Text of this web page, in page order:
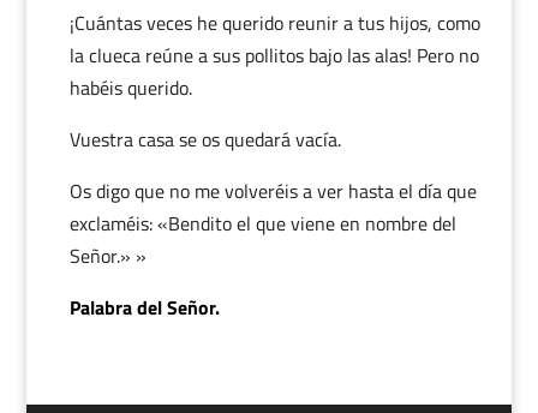
¡Cuántas veces he querido reunir a tus hijos, como
la clueca reúne a sus pollitos bajo las alas! Pero no
habéis querido.
Vuestra casa se os quedará vacía.
Os digo que no me volveréis a ver hasta el día que
exclaméis: «Bendito el que viene en nombre del
Señor.» »
Palabra del Señor.